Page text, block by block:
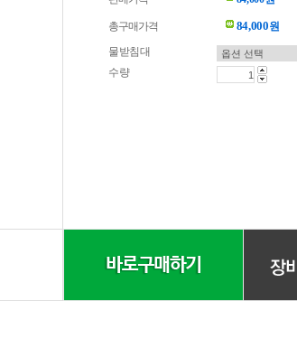
총구매가격 84,000원
물받침대
수량